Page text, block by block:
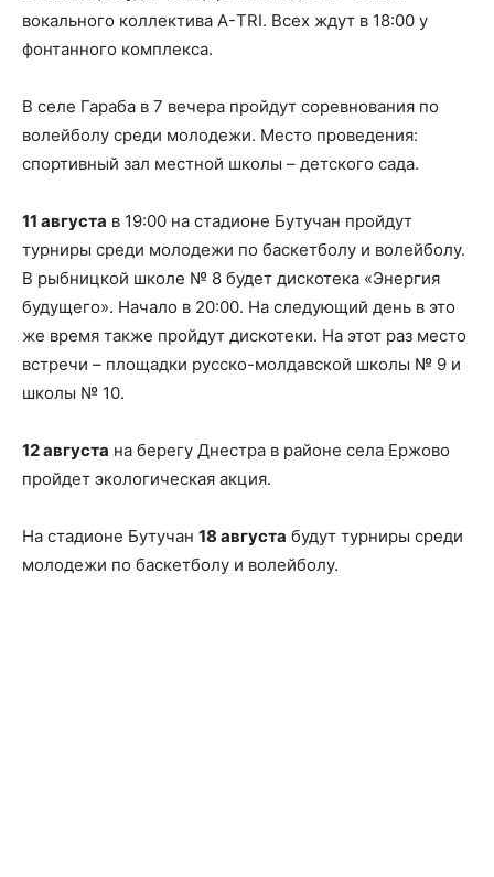
вокального коллектива А-TRI. Всех ждут в 18:00 у
фонтанного комплекса.
В селе Гараба в 7 вечера пройдут соревнования по
волейболу среди молодежи. Место проведения:
спортивный зал местной школы – детского сада.
11 августа в 19:00 на стадионе Бутучан пройдут
турниры среди молодежи по баскетболу и волейболу.
В рыбницкой школе № 8 будет дискотека «Энергия
будущего». Начало в 20:00. На следующий день в это
же время также пройдут дискотеки. На этот раз место
встречи – площадки русско-молдавской школы № 9 и
школы № 10.
12 августа на берегу Днестра в районе села Ержово
пройдет экологическая акция.
На стадионе Бутучан 18 августа будут турниры среди
молодежи по баскетболу и волейболу.